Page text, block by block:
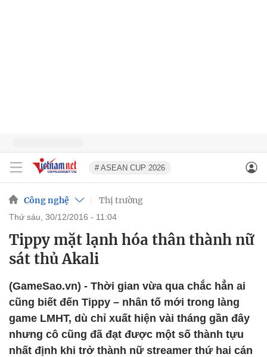
# ASEAN CUP 2026
Công nghệ Thị trường
thứ sáu, 30/12/2016 - 11:04
Tippy mặt lạnh hóa thân thành nữ
sát thủ Akali
(GameSao.vn) - Thời gian vừa qua chắc hẳn ai
cũng biết đến Tippy – nhân tố mới trong làng
game LMHT, dù chỉ xuất hiện vài tháng gần đây
nhưng cô cũng đã đạt được một số thành tựu
nhất định khi trở thành nữ streamer thứ hai cán